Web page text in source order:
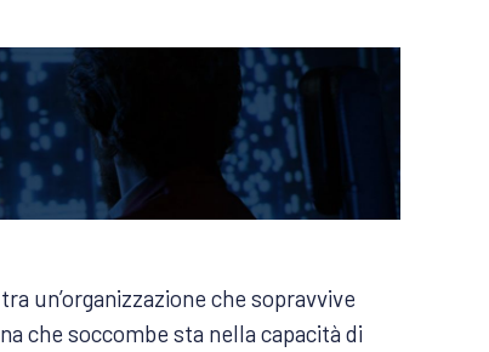
un’organizzazione che sopravvive
che soccombe sta nella capacità di